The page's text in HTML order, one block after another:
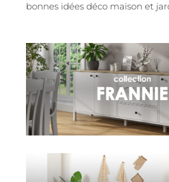
bonnes idées déco maison et